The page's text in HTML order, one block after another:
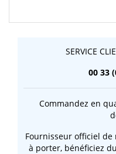
SERVICE
00 33
Commandez en
Fournisseur officiel
à porter, bénéficiez